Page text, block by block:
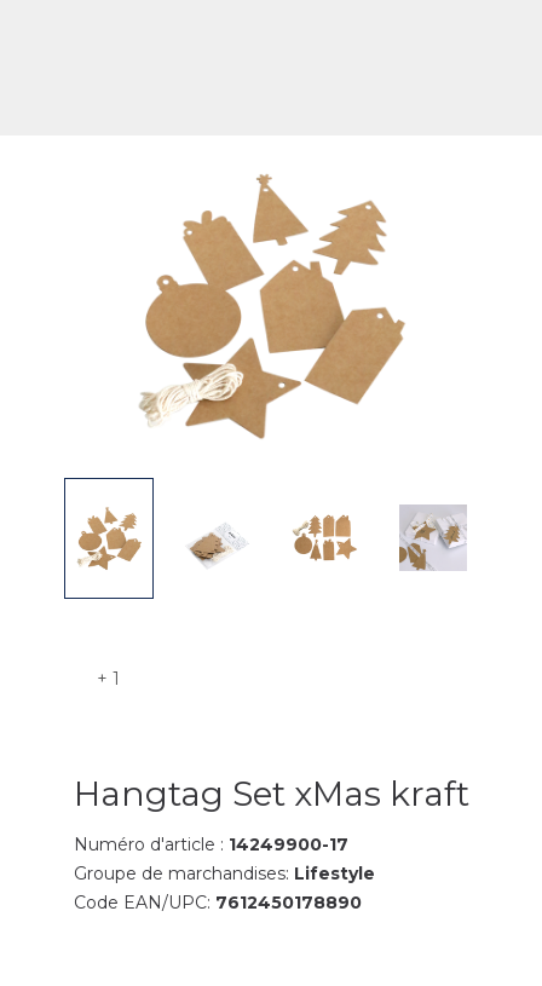
+ 1
Hangtag Set xMas kraft
Numéro d'article : 14249900-17
Groupe de marchandises: Lifestyle
Code EAN/UPC: 7612450178890